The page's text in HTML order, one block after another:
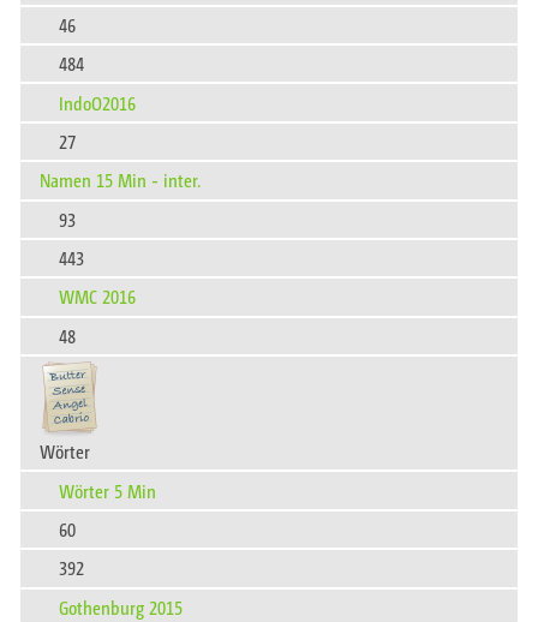
46
484
IndoO2016
27
Namen 15 Min - inter.
93
443
WMC 2016
48
Wörter
Wörter 5 Min
60
392
Gothenburg 2015